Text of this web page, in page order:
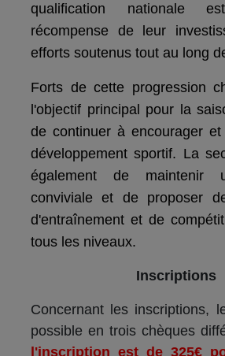
qualification nationale
récompense de leur
efforts soutenus tout au long
Forts de cette progression
l'objectif principal pour la
de continuer à encourager
développement sportif. La
également de maintenir
conviviale et de proposer
d'entraînement et de
tous les niveaux.
Inscriptions
Concernant les inscriptions,
possible en trois chèques
l'inscription est de 325€